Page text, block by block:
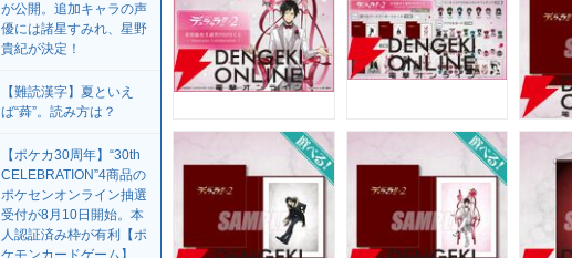
が公開。追加キャラの声
優には諸星すみれ、星野
貴紀が決定！
【難読漢字】夏といえ
ば“蕣”。読み方は？
【ポケカ30周年】“30th
CELEBRATION”4商品の
ポケセンオンライン抽選
受付が8月10日開始。本
人認証済み枠が有利【ポ
ケモンカードゲーム】